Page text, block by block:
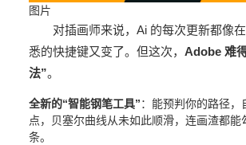
图片
对插画师来说，Ai 的每次更新都像
悉的快捷键又变了。但这次， Adobe 难
法”。
全新的“智能钢笔工具”：能预判你的路径，
点，贝塞尔曲线从未如此顺滑，连画渣都能
条。